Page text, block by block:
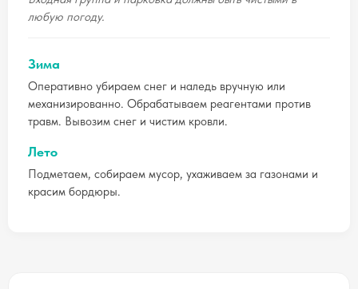
любую погоду.
Зима
Оперативно убираем снег и наледь вручную или
механизированно. Обрабатываем реагентами против
травм. Вывозим снег и чистим кровли.
Лето
Подметаем, собираем мусор, ухаживаем за газонами и
красим бордюры.